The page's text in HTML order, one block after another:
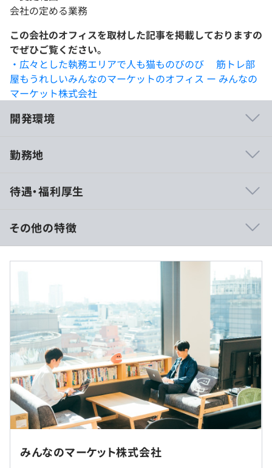
会社の定める業務
この会社のオフィスを取材した記事を掲載しておりますの
でぜひご覧ください。
・広々とした執務エリアで人も猫ものびのび 筋トレ部
屋もうれしいみんなのマーケットのオフィス ー みんなの
マーケット株式会社
開発環境
・チーム全員で考える課題解決
ます。プロダクトマネージャーだけでなく、エンジニア、
デザイナー、インフラのメンバー全員が、自分のメインの
仕事をするだけでなく一緒にプロダクトのUXを考えて、
どうすれば課題を最適に解決できるかを考えながら開発を
- 課題の発生に対して、スピーディーに、プロジェク
トチーム組成、利用者ヒアリングの設定、他部門との壁の
無い連携を行い、解決に取り組みます。
・コミュニケーション
- 朝会を開いてその日にやることの確認と問題の共有
をして早期解決を目指しているほか、開発でわからないこ
とがある場合は、すぐに聞ける雰囲気（集中モードのとき
は別ですが（笑））で、ペアプログラミング等で学んでい
ます。
勤務地
当社オフィスでは猫を飼育しております。
猫がいる環境で体調に影響が出る可能性のある方は、ご理
解・ご承知の上でご応募ください。
待遇・福利厚生
月給：500,000円～750,000円
内訳
固定残業代（45時間分）：130,050円～195,075円
※固定残業時間超過分は別途支給
※ご経験・スキル・前職給与などを考慮して決定するため
上記は参考となります
■評価について
・目標設定
- チームリーダーとの1on1で目標設定
- 目標は、グレード表に従って設定
- 評価結果をもとに改定額を決定
その他の特徴
みんなのマーケット株式会社